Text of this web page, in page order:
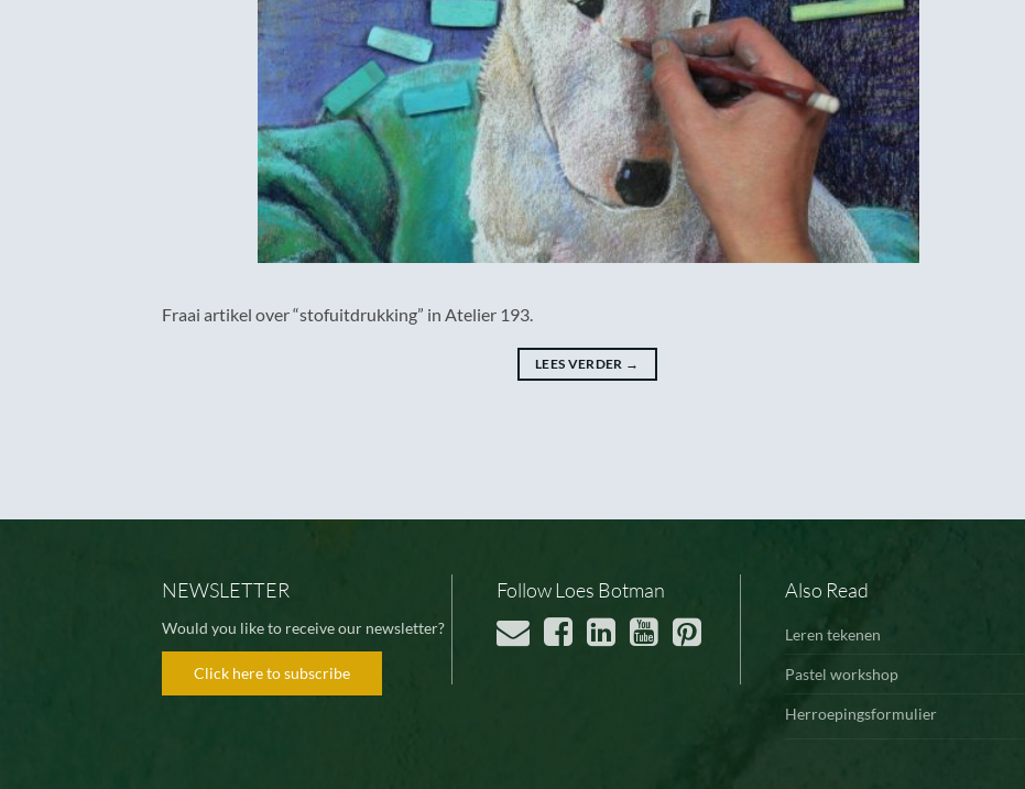
Fraai artikel over “stofuitdrukking” in Atelier 193.
LEES VERDER →
NEWSLETTER
Would you like to receive our newsletter?
Click here to subscribe
Follow Loes Botman Also Read
Leren tekenen
Pastel workshop
Herroepingsformulier